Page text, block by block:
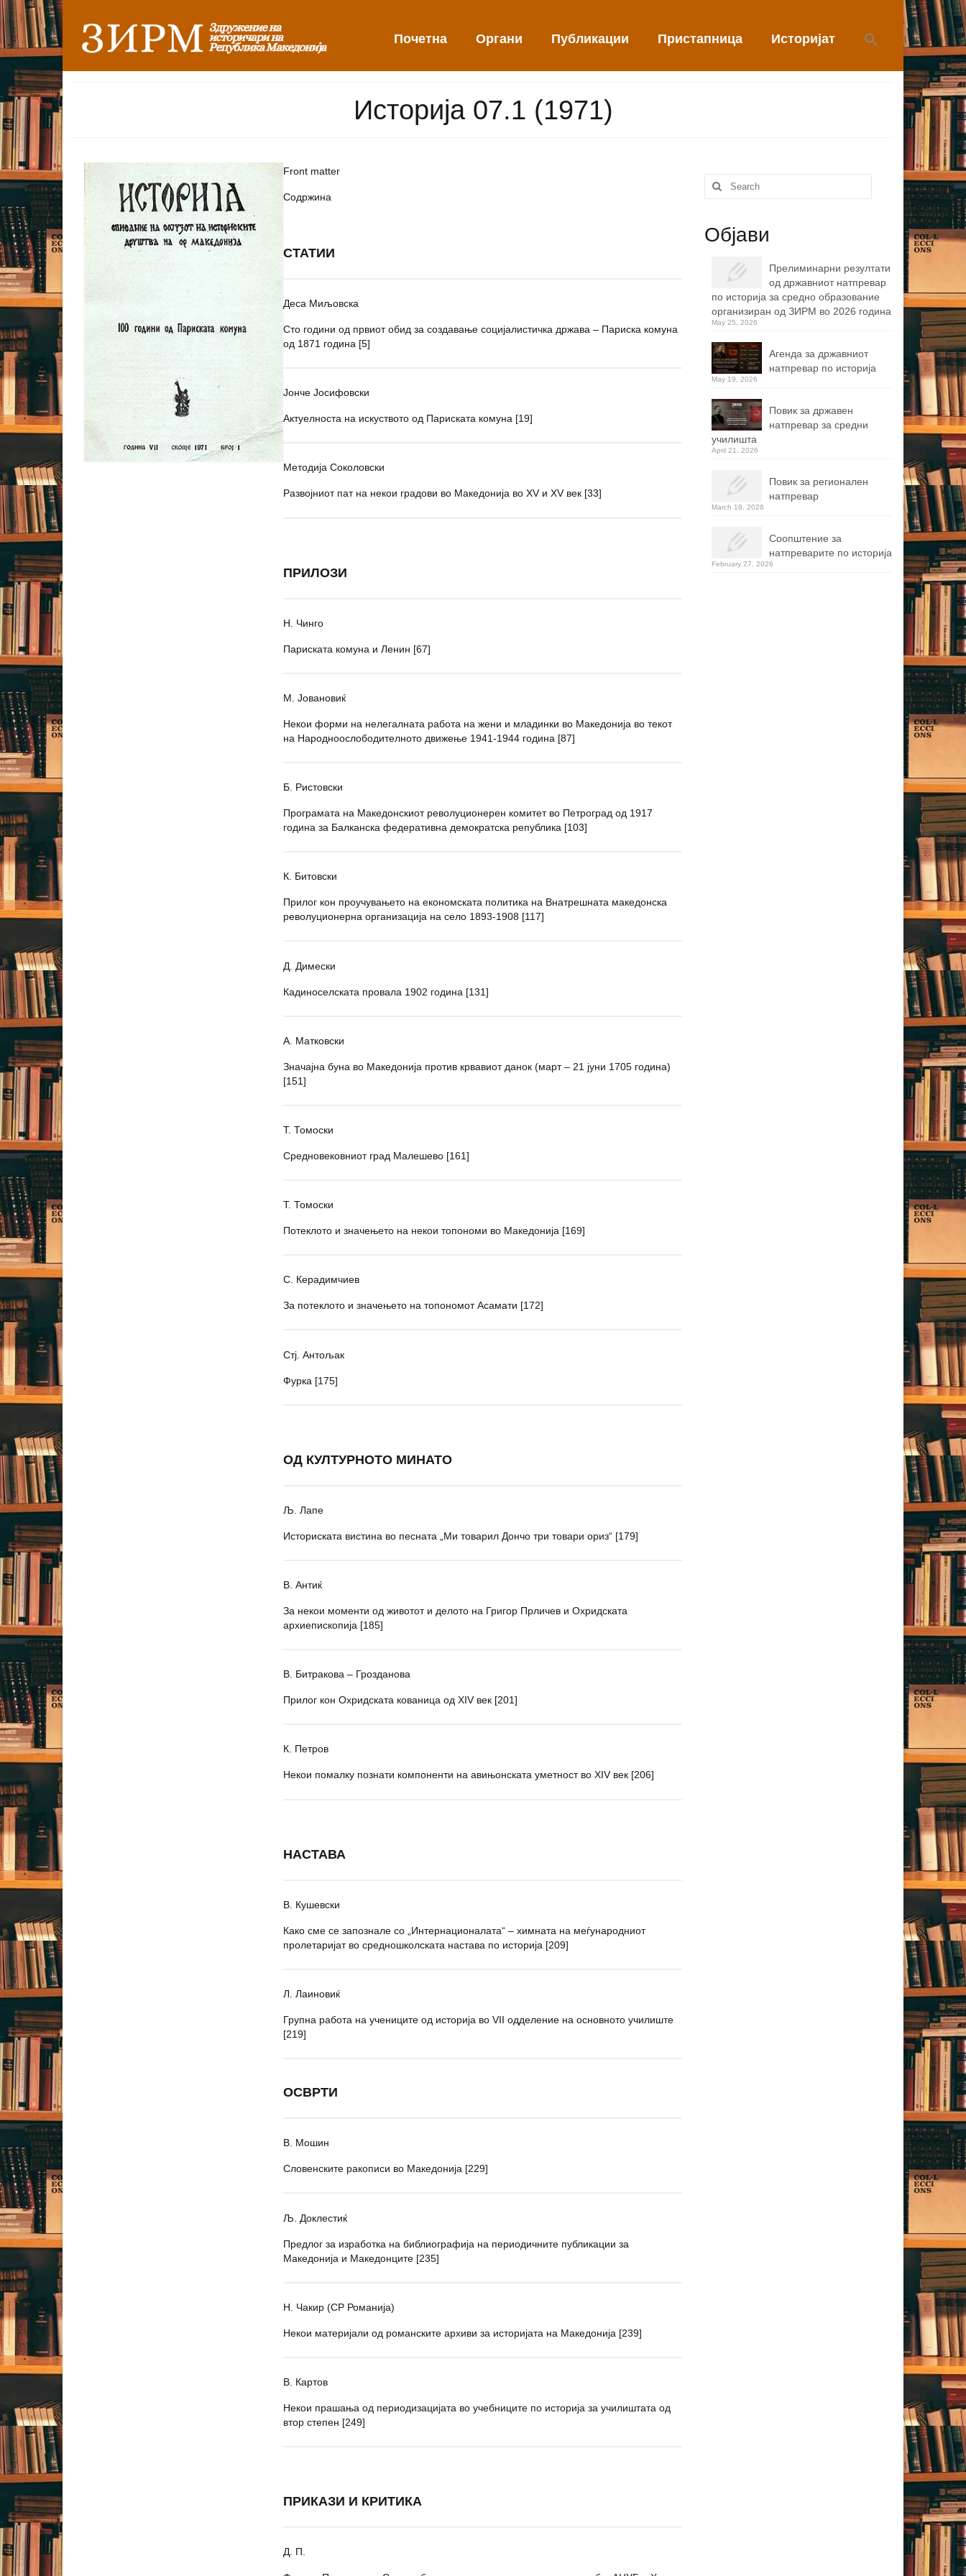
Почетна Органи Публикации Пристапница Историјат
Историја 07.1 (1971)
Front matter
Содржина
СТАТИИ
Деса Миљовска
Сто години од првиот обид за создавање социјалистичка држава – Париска комуна
од 1871 година [5]
Јонче Јосифовски
Актуелноста на искуството од Париската комуна [19]
Методија Соколовски
Развојниот пат на некои градови во Македонија во XV и XV век [33]
ПРИЛОЗИ
Н. Чинго
Париската комуна и Ленин [67]
М. Јовановиќ
Некои форми на нелегалната работа на жени и младинки во Македонија во текот
на Народноослободителното движење 1941-1944 година [87]
Б. Ристовски
Програмата на Македонскиот револуционерен комитет во Петроград од 1917
година за Балканска федеративна демократска република [103]
К. Битовски
Прилог кон проучувањето на економската политика на Внатрешната македонска
револуционерна организација на село 1893-1908 [117]
Д. Димески
Кадиноселската провала 1902 година [131]
А. Матковски
Значајна буна во Македонија против крвавиот данок (март – 21 јуни 1705 година)
[151]
Т. Томоски
Средновековниот град Малешево [161]
Т. Томоски
Потеклото и значењето на некои топономи во Македонија [169]
С. Керадимчиев
За потеклото и значењето на топономот Асамати [172]
Стј. Антољак
Фурка [175]
ОД КУЛТУРНОТО МИНАТО
Љ. Лапе
Историската вистина во песната „Ми товарил Дончо три товари ориз“ [179]
В. Антиќ
За некои моменти од животот и делото на Григор Прличев и Охридската
архиепископија [185]
В. Битракова – Грозданова
Прилог кон Охридската кованица од XIV век [201]
К. Петров
Некои помалку познати компоненти на авињонската уметност во XIV век [206]
НАСТАВА
В. Кушевски
Како сме се запознале со „Интернационалата“ – химната на меѓународниот
пролетаријат во средношколската настава по историја [209]
Л. Лаиновиќ
Групна работа на учениците од историја во VII одделение на основното училиште
[219]
ОСВРТИ
В. Мошин
Словенските ракописи во Македонија [229]
Љ. Доклестиќ
Предлог за изработка на библиографија на периодичните публикации за
Македонија и Македонците [235]
Н. Чакир (СР Романија)
Некои материјали од романските архиви за историјата на Македонија [239]
В. Картов
Некои прашања од периодизацијата во учебниците по историја за училиштата од
втор степен [249]
ПРИКАЗИ И КРИТИКА
Д. П.
Search
for:
Објави
Прелиминарни резултати
од државниот натпревар
по историја за средно образование
организиран од ЗИРМ во 2026 година
May 25, 2026
Агенда за државниот
натпревар по историја
May 19, 2026
Повик за државен
натпревар за средни
училишта
April 21, 2026
Повик за регионален
натпревар
March 18, 2026
Соопштение за
натпреварите по историја
February 27, 2026